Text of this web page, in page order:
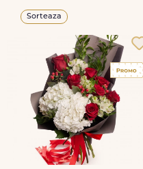
Sorteaza